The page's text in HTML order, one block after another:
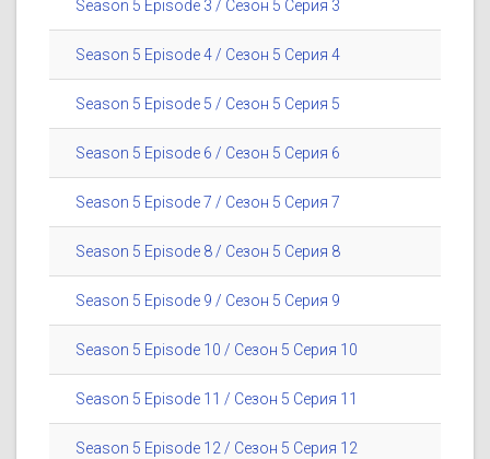
Season 5 Episode 3 / Сезон 5 Серия 3
Season 5 Episode 4 / Сезон 5 Серия 4
Season 5 Episode 5 / Сезон 5 Серия 5
Season 5 Episode 6 / Сезон 5 Серия 6
Season 5 Episode 7 / Сезон 5 Серия 7
Season 5 Episode 8 / Сезон 5 Серия 8
Season 5 Episode 9 / Сезон 5 Серия 9
Season 5 Episode 10 / Сезон 5 Серия 10
Season 5 Episode 11 / Сезон 5 Серия 11
Season 5 Episode 12 / Сезон 5 Серия 12